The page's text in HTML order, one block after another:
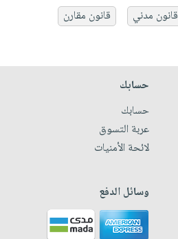
قانون مدني قانون مقارن
حسابك
حسابك
عربة التسوق
لائحة الأمنيات
وسائل الدفع